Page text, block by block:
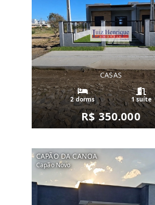
CASAS
2 dorms 1 suíte
R$ 350.000
CAPÃO DA CANOA
Capão Novo